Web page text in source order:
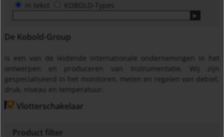
in tekst KOBOLD-Types
De Kobold-Group
is een van de leidende internationale ondernemingen in het
ontwerpen en produceren van Instrumentatie. Wij zijn
gespecialiseerd in het monitoren, meten en regelen van debiet,
druk, niveau en temperatuur.
Vlotterschakelaar
Product filter